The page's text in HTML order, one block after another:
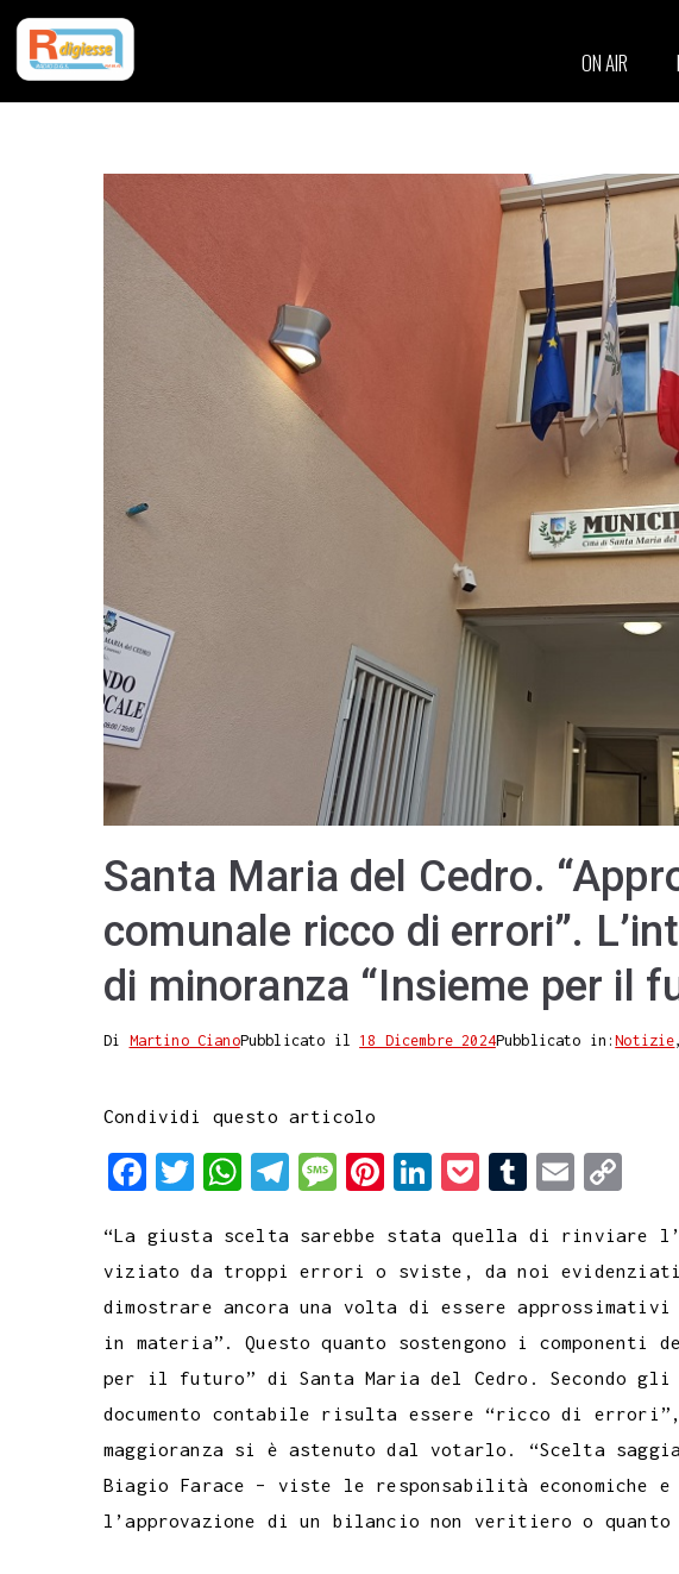
ON AIR
Santa Maria del Cedro.
comunale ricco di errori”.
di minoranza “Insieme per il
Di Martino CianoPubblicato il 18 Dicembre 2024Pubblicato in:Notizie
Condividi questo articolo
F
c
e
b
o
k
T
i
t
t
e
W
a
t
s
A
p
p
T
l
e
g
r
a
m
M
s
s
a
g
e
P
n
t
e
r
s
t
L
n
k
e
d
n
c
k
e
t
T
m
b
l
r
E
a
i
l
p
y
L
i
n
k
“La giusta scelta sarebbe stata quella di rinviare
viziato da troppi errori o sviste, da noi
dimostrare ancora una volta di essere
in materia”. Questo quanto sostengono i componenti
per il futuro” di Santa Maria del Cedro. Secondo
documento contabile risulta essere “ricco di
maggioranza si è astenuto dal votarlo. “Scelta
Biagio Farace – viste le responsabilità economiche e
l’approvazione di un bilancio non veritiero o quanto